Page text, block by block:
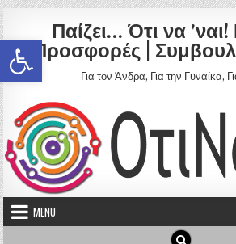
Ανοίξτε τη γραμμή εργαλείων
Skip to content
Παίζει… Ότι να
Προσφορές |
Για τον Άνδρα, Για την Γυναίκα,
MENU